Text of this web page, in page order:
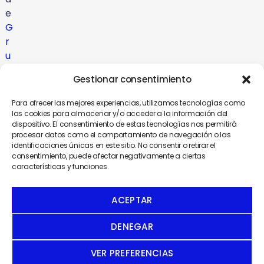
Gestionar consentimiento
Para ofrecer las mejores experiencias, utilizamos tecnologías como
las cookies para almacenar y/o acceder a la información del
dispositivo. El consentimiento de estas tecnologías nos permitirá
procesar datos como el comportamiento de navegación o las
identificaciones únicas en este sitio. No consentir o retirar el
consentimiento, puede afectar negativamente a ciertas
características y funciones.
ACEPTAR
DENEGAR
VER PREFERENCIAS
e
G
r
u
C
m